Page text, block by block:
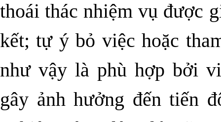
thoái thác nhiệm vụ được
kết; tự ý bỏ việc hoặc
như vậy là phù hợp bởi
gây ảnh hưởng đến tiến